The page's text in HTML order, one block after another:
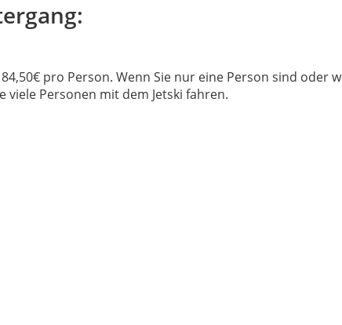
pro Person. Wenn Sie nur eine Person sind oder
viele Personen mit dem Jetski fahren.